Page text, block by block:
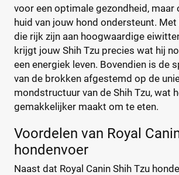
Gilpa
Grandorf
Happy Dog
Hill's
IAMS
Josera
Nutrivet
Pedigree
Perfect Fit
Kortingspercentage
Verpakking
Blik
Standaard pak
Voordeelpak
voor een optimale gezondheid, maar
huid van jouw hond ondersteunt.
die rijk zijn aan hoogwaardige
krijgt jouw Shih Tzu precies wat hij
een energiek leven. Bovendien is de
van de brokken afgestemd op de
mondstructuur van de Shih Tzu, wat
gemakkelijker maakt om te eten.
Voordelen van Royal
hondenvoer
Naast dat Royal Canin Shih Tzu